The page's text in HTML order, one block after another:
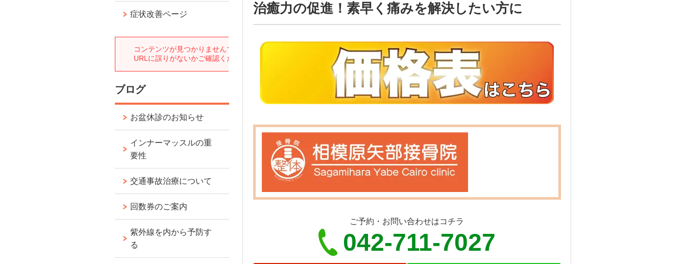
治癒力の促進！素早く痛みを解決したい方に
ご予約・お問い合わせはコチラ
042-711-7027
症状改善ページ
ブログ
お盆休診のお知らせ
インナーマッスルの重
要性
交通事故治療について
回数券のご案内
紫外線を内から予防す
る